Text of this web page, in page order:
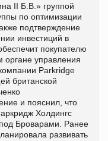
II Б.В.» группой
по оптимизации
подтверждение
инвестиций в
покупателю
управления
Parkridge
британской
и пояснил, что
Холдингс
Броварами.
Ранее
развивать